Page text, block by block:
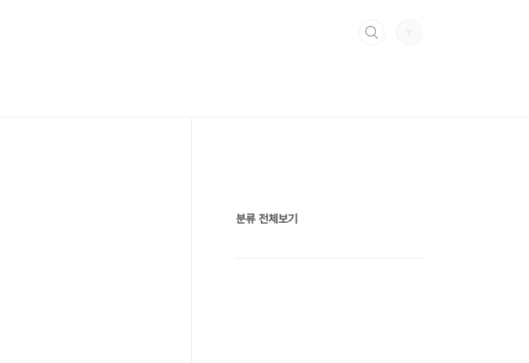
분류 전체보기